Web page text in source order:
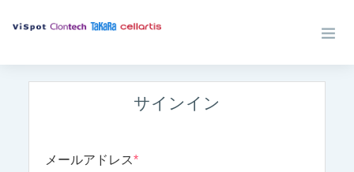
サインイン
メールアドレス*